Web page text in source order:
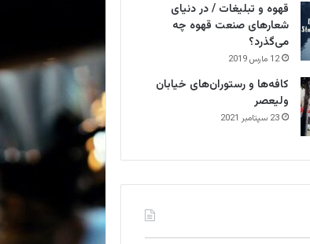
قهوه و تبلیغات / در دنیای
شعارهای صنعت قهوه چه
می‌گذرد؟
12 مارس 2019
کافه‌ها و رستوران‌های خیابان
ولیعصر
23 سپتامبر 2021